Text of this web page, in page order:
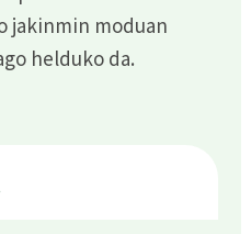
jakinmin moduan
helduko da.